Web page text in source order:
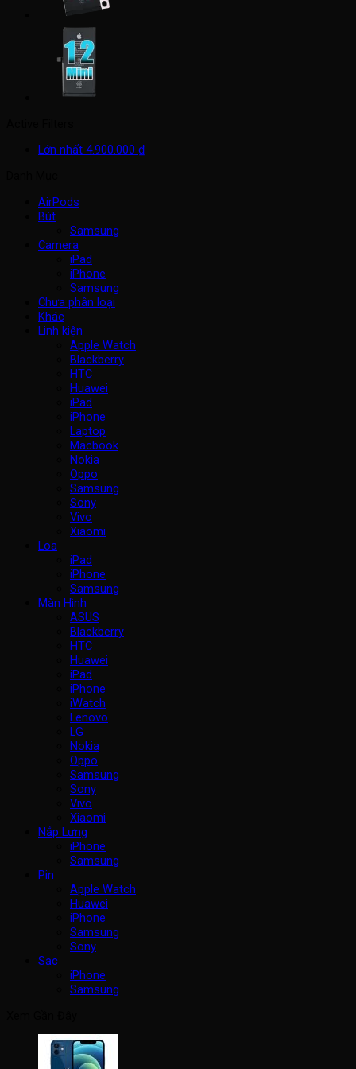
Lớn nhất 4.900.000 ₫
AirPods
Bút
Samsung
Camera
iPad
iPhone
Samsung
Chưa phân loại
Khác
Linh kiện
Apple Watch
Blackberry
HTC
Huawei
iPad
iPhone
Laptop
Macbook
Nokia
Oppo
Samsung
Sony
Vivo
Xiaomi
Loa
iPad
iPhone
Samsung
Màn Hình
ASUS
Blackberry
HTC
Huawei
iPad
iPhone
iWatch
Lenovo
LG
Nokia
Oppo
Samsung
Sony
Vivo
Xiaomi
Nắp Lưng
iPhone
Samsung
Pin
Apple Watch
Huawei
iPhone
Samsung
Sony
Sạc
iPhone
Samsung